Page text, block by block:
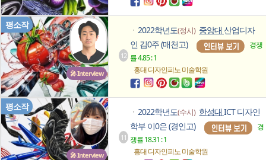
🎤 Interview
평소작
12
ㆍ 2022학년도(정시) 중앙대 산업디자
인 김0주 (매천고)
경쟁
률 4.85 : 1
홍대 디자인피노미술학원
🎤 Interview
평소작
11
ㆍ 2022학년도(수시) 한성대 ICT 디자인
학부 이0은 (경인고)
경
쟁률 18.31 : 1
홍대 디자인피노미술학원